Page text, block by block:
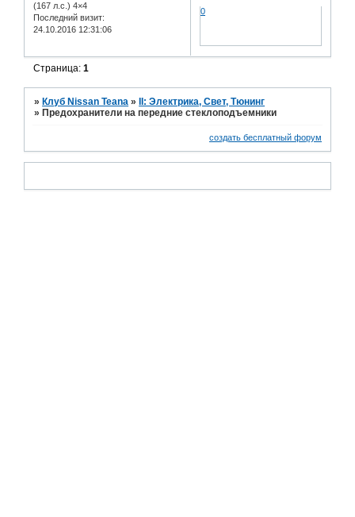
(167 л.с.) 4×4
Последний визит:
24.10.2016 12:31:06
0
Страница:1
» Клуб Nissan Teana »
II: Электрика, Свет, Тюнинг
» Предохранители на передние стеклоподъемники
создать бесплатный форум